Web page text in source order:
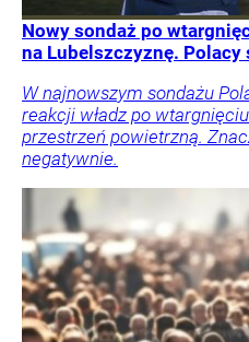
Nowy sondaż po
na Lubelszczyznę. Polacy
W najnowszym sondażu
reakcji władz po
przestrzeń powietrzną.
negatywnie.